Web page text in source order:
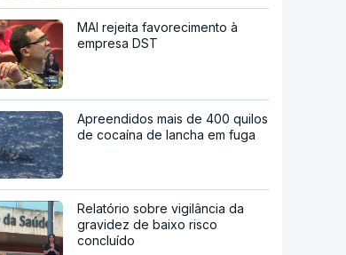
MAI rejeita favorecimento à
empresa DST
Apreendidos mais de 400 quilos
de cocaína de lancha em fuga
Relatório sobre vigilância da
gravidez de baixo risco
concluído